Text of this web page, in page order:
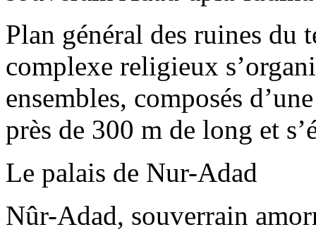
Plan général des ruines du
complexe religieux
ensembles, composés
près de 300 m de long et
Le palais de Nur-Adad
Nûr-Adad, souverrain